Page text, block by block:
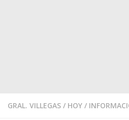
GRAL. VILLEGAS / HOY /